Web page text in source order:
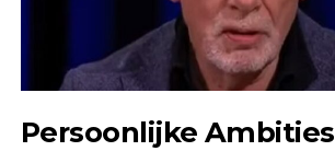
Persoonlijke Ambities